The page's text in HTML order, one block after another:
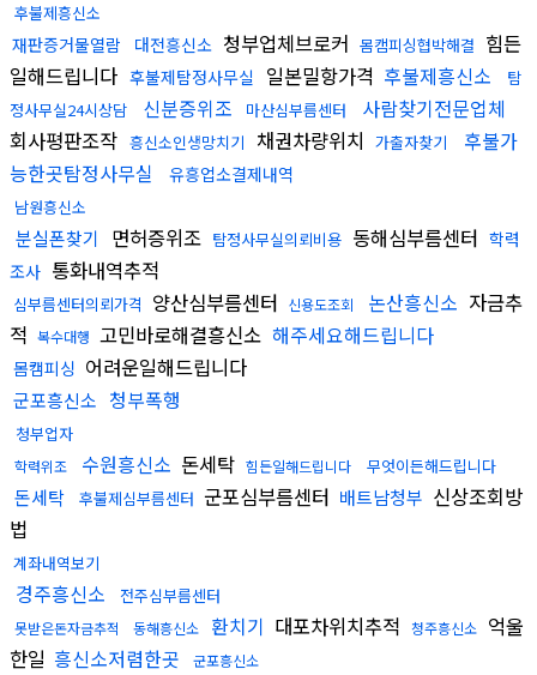
후불제흥신소
재판증거물열람 대전흥신소 청부업체브로커 몸캠피싱협박해결 힘든
일해드립니다 후불제탐정사무실 일본밀항가격 후불제흥신소
탐
정사무실24시상담
신분증위조 마산심부름센터
사람찾기전문업체
회사평판조작 흥신소인생망치기 채권차량위치 가출자찾기
후불가
능한곳탐정사무실
유흥업소결제내역
남원흥신소
분실폰찾기 면허증위조 탐정사무실의뢰비용 동해심부름센터 학력
조사 통화내역추적
심부름센터의뢰가격 양산심부름센터 신용도조회 논산흥신소 자금추
적 복수대행 고민바로해결흥신소 해주세요해드립니다
몸캠피싱 어려운일해드립니다
군포흥신소 청부폭행
청부업자
학력위조 수원흥신소 돈세탁 힘든일해드립니다 무엇이든해드립니다
돈세탁 후불제심부름센터 군포심부름센터 배트남청부 신상조회방
법
계좌내역보기
경주흥신소 전주심부름센터
못받은돈자금추적 동해흥신소 환치기 대포차위치추적 청주흥신소 억울
한일 흥신소저렴한곳 군포흥신소